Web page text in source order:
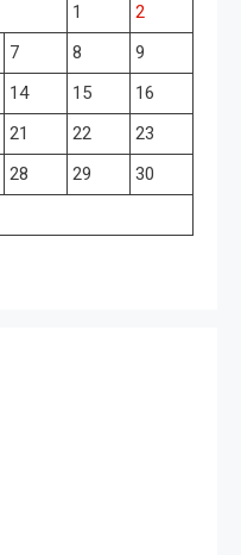
1
2
7 8
9
14 15
16
21 22
23
28 29
30